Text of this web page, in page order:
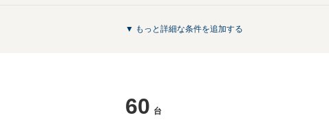
▼ もっと詳細な条件を追加する
60 台